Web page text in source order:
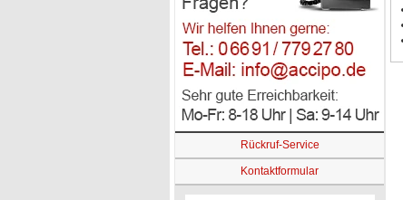
Rückruf-Service
Kontaktformular